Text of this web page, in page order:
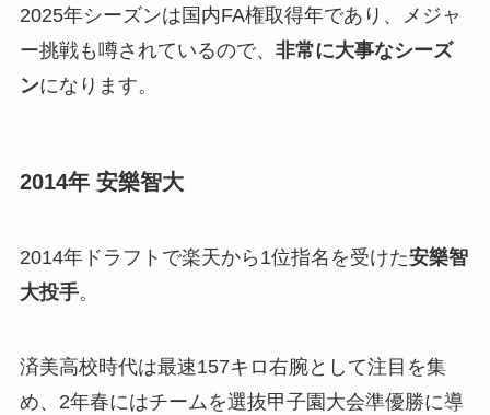
2025年シーズンは国内FA権取得年であり、メジャ
ー挑戦も噂されているので、 非常に大事なシーズ
ンになります。
2014年 安樂智大
2014年ドラフトで楽天から1位指名を受けた安樂智
大投手。
済美高校時代は最速157キロ右腕として注目を集
め、2年春にはチームを選抜甲子園大会準優勝に導